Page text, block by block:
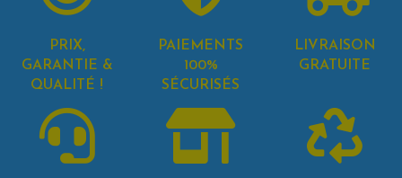
PRIX,
GARANTIE &
QUALITÉ !
PAIEMENTS
100%
SÉCURISÉS
LIVRAISON
GRATUITE